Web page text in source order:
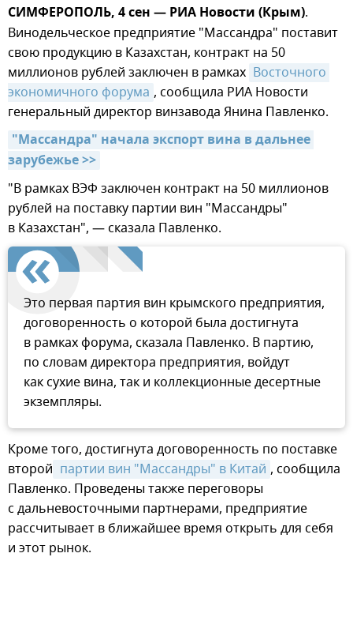
СИМФЕРОПОЛЬ, 4 сен — РИА Новости (Крым).
Винодельческое предприятие "Массандра" поставит
свою продукцию в Казахстан, контракт на 50
миллионов рублей заключен в рамках Восточного
экономичного форума , сообщила РИА Новости
генеральный директор винзавода Янина Павленко.
"Массандра" начала экспорт вина в дальнее
зарубежье >>
"В рамках ВЭФ заключен контракт на 50 миллионов
рублей на поставку партии вин "Массандры"
в Казахстан", — сказала Павленко.
Это первая партия вин крымского предприятия,
договоренность о которой была достигнута
в рамках форума, сказала Павленко. В партию,
по словам директора предприятия, войдут
как сухие вина, так и коллекционные десертные
экземпляры.
Кроме того, достигнута договоренность по поставке
второй партии вин "Массандры" в Китай , сообщила
Павленко. Проведены также переговоры
с дальневосточными партнерами, предприятие
рассчитывает в ближайшее время открыть для себя
и этот рынок.